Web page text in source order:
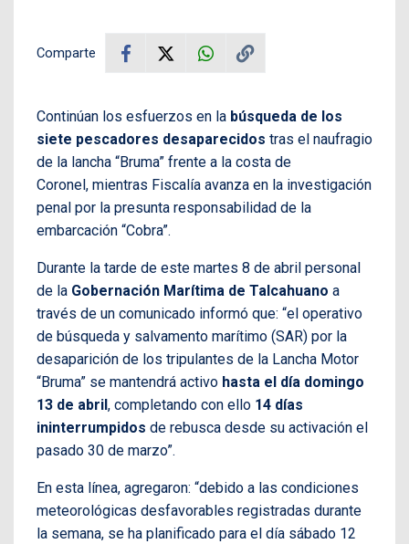
Comparte
Continúan los esfuerzos en la búsqueda de los
siete pescadores desaparecidos tras el naufragio
de la lancha “Bruma” frente a la costa de
Coronel, mientras Fiscalía avanza en la investigación
penal por la presunta responsabilidad de la
embarcación “Cobra”.
Durante la tarde de este martes 8 de abril personal
de la Gobernación Marítima de Talcahuano a
través de un comunicado informó que: “el operativo
de búsqueda y salvamento marítimo (SAR) por la
desaparición de los tripulantes de la Lancha Motor
“Bruma” se mantendrá activo hasta el día domingo
13 de abril , completando con ello 14 días
ininterrumpidos de rebusca desde su activación el
pasado 30 de marzo”.
En esta línea, agregaron: “debido a las condiciones
meteorológicas desfavorables registradas durante
la semana, se ha planificado para el día sábado 12